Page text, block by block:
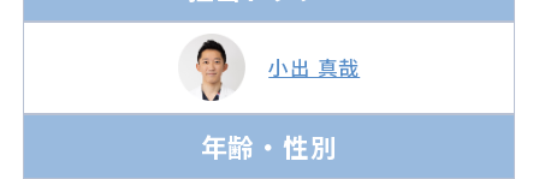
小出 真哉
年齢・性別